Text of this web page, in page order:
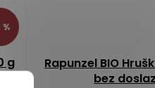
%
g
Rapunzel BIO
bez